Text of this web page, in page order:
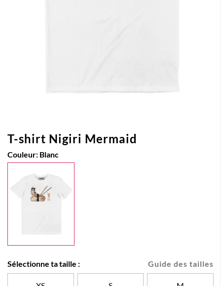
T-shirt Nigiri Mermaid
Couleur: Blanc
Guide des tailles
Sélectionne ta taille :